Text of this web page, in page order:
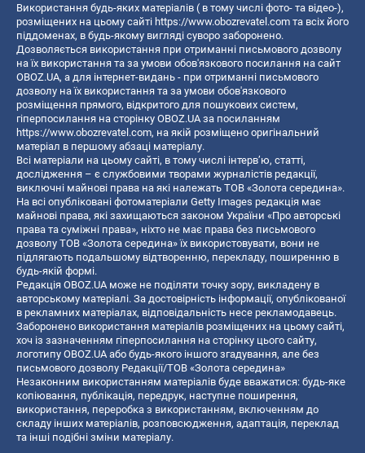
Використання будь-яких матеріалів ( в тому числі фото- та відео-),
розміщених на цьому сайті https://www.obozrevatel.com та всіх його
піддоменах, в будь-якому вигляді суворо заборонено.
Дозволяється використання при отриманні письмового дозволу
на їх використання та за умови обов'язкового посилання на сайт
OBOZ.UA, а для інтернет-видань - при отриманні письмового
дозволу на їх використання та за умови обов'язкового
розміщення прямого, відкритого для пошукових систем,
гіперпосилання на сторінку OBOZ.UA за посиланням
https://www.obozrevatel.com, на якій розміщено оригінальний
матеріал в першому абзаці матеріалу.
Всі матеріали на цьому сайті, в тому числі інтерв’ю, статті,
дослідження – є службовими творами журналістів редакції,
виключні майнові права на які належать ТОВ «Золота середина».
На всі опубліковані фотоматеріали Getty Images редакція має
майнові права, які захищаються законом України «Про авторські
права та суміжні права», ніхто не має права без письмового
дозволу ТОВ «Золота середина» їх використовувати, вони не
підлягають подальшому відтворенню, перекладу, поширенню в
будь-якій формі.
Редакція OBOZ.UA може не поділяти точку зору, викладену в
авторському матеріалі. За достовірність інформації, опублікованої
в рекламних матеріалах, відповідальність несе рекламодавець.
Заборонено використання матеріалів розміщених на цьому сайті,
хоч із зазначенням гіперпосилання на сторінку цього сайту,
логотипу OBOZ.UA або будь-якого іншого згадування, але без
письмового дозволу Редакції/ТОВ «Золота середина»
Незаконним використанням матеріалів буде вважатися: будь-яке
копiювання, публiкацiя, передрук, наступне поширення,
використання, переробка з використанням, включенням до
складу інших матеріалів, розповсюдження, адаптація, переклад
та інші подібні зміни матеріалу.